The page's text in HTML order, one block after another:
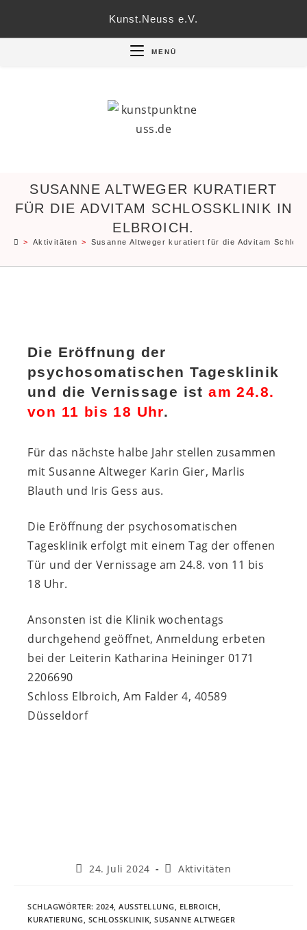
springen
Kunst.Neuss e.V.
MENÜ
SUSANNE ALTWEGER KURATIERT
FÜR DIE ADVITAM SCHLOSSKLINIK IN
ELBROICH.
> Aktivitäten > Susanne Altweger kuratiert für die Advitam
Die Eröffnung der
psychosomatischen Tagesklinik
und die Vernissage istam 24.8.
von 11 bis 18 Uhr.
Für das nächste halbe Jahr stellen zusammen
mit Susanne Altweger Karin Gier, Marlis
Blauth und Iris Gess aus.
Die Eröffnung der psychosomatischen
Tagesklinik erfolgt mit einem Tag der offenen
Tür und der Vernissage am 24.8. von 11 bis
18 Uhr.
Ansonsten ist die Klinik wochentags
durchgehend geöffnet, Anmeldung erbeten
bei der Leiterin Katharina Heininger 0171
2206690
Schloss Elbroich, Am Falder 4, 40589
Düsseldorf
Beitrag
24. Juli 2024
Beitrags-
Aktivitäten
SCHLAGWÖRTER: 2024, AUSSTELLUNG, ELBROICH,
KURATIERUNG, SCHLOSSKLINIK, SUSANNE ALTWEGER